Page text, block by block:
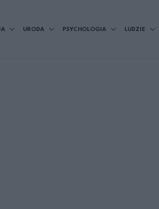
URODA PSYCHOLOGIA LUDZIE